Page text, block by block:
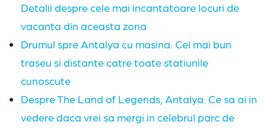
Detalii despre cele mai incantatoare locuri de
vacanta din aceasta zona
Drumul spre Antalya cu masina. Cel mai bun
traseu si distante catre toate statiunile
cunoscute
Despre The Land of Legends, Antalya. Ce sa ai in
vedere daca vrei sa mergi in celebrul parc de